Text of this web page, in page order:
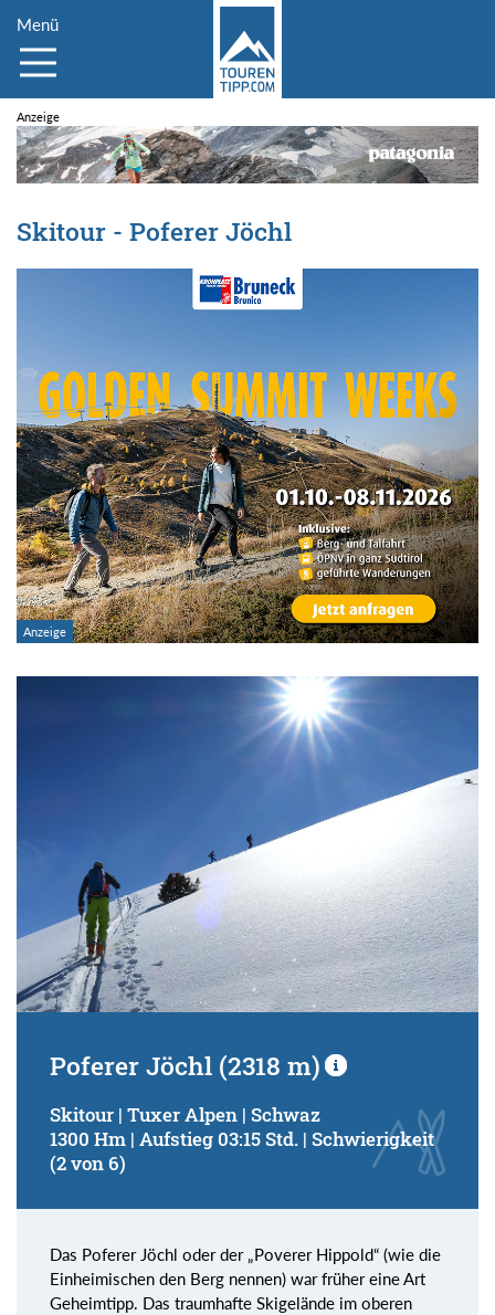
Menü
Skitour - Poferer Jöchl
Poferer Jöchl (2318 m)
Skitour | Tuxer Alpen | Schwaz
1300 Hm | Aufstieg 03:15 Std. | Schwierigkeit
(2 von 6)
Das Poferer Jöchl oder der „Poverer Hippold“ (wie die
Einheimischen den Berg nennen) war früher eine Art
Geheimtipp. Das traumhafte Skigelände im oberen